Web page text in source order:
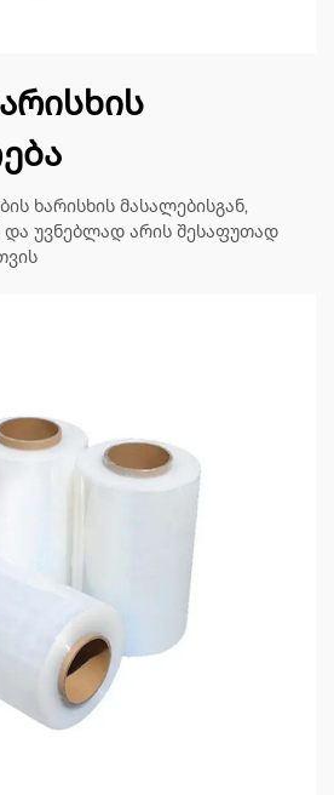
ხარისხის მასალებისგან,
უვნებლად არის შესაფუთად